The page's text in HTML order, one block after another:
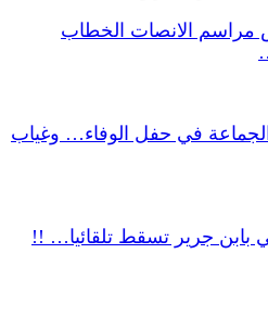
مراسم الانصات الخطاب
في حفل الوفاء… وغياب
بابن جرير تسقط تلقائيا… !!